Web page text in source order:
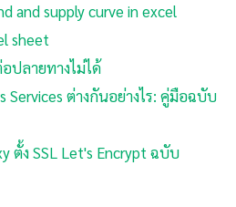
and supply curve in excel
sheet
ปลายทางไม่ได้
Services ต่างกันอย่างไร: คู่มือฉบับ
ตั้ง SSL Let's Encrypt ฉบับ